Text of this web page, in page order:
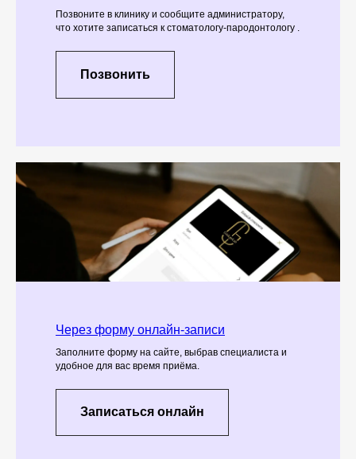
Позвоните в клинику и сообщите администратору,
что хотите записаться к стоматологу-пародонтологу .
Позвонить
Через форму онлайн-записи
Заполните форму на сайте, выбрав специалиста и
удобное для вас время приёма.
Записаться онлайн